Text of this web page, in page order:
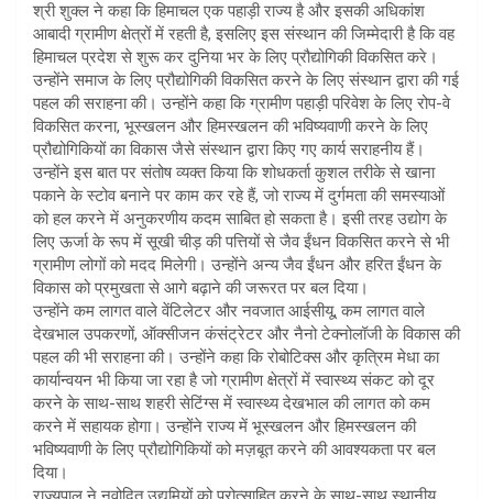
श्री शुक्ल ने कहा कि हिमाचल एक पहाड़ी राज्य है और इसकी अधिकांश
आबादी ग्रामीण क्षेत्रों में रहती है, इसलिए इस संस्थान की जिम्मेदारी है कि वह
हिमाचल प्रदेश से शुरू कर दुनिया भर के लिए प्रौद्योगिकी विकसित करे।
उन्होंने समाज के लिए प्रौद्योगिकी विकसित करने के लिए संस्थान द्वारा की गई
पहल की सराहना की। उन्होंने कहा कि ग्रामीण पहाड़ी परिवेश के लिए रोप-वे
विकसित करना, भूस्खलन और हिमस्खलन की भविष्यवाणी करने के लिए
प्रौद्योगिकियों का विकास जैसे संस्थान द्वारा किए गए कार्य सराहनीय हैं।
उन्होंने इस बात पर संतोष व्यक्त किया कि शोधकर्ता कुशल तरीके से खाना
पकाने के स्टोव बनाने पर काम कर रहे हैं, जो राज्य में दुर्गमता की समस्याओं
को हल करने में अनुकरणीय कदम साबित हो सकता है। इसी तरह उद्योग के
लिए ऊर्जा के रूप में सूखी चीड़ की पत्तियों से जैव ईंधन विकसित करने से भी
ग्रामीण लोगों को मदद मिलेगी। उन्होंने अन्य जैव ईंधन और हरित ईंधन के
विकास को प्रमुखता से आगे बढ़ाने की जरूरत पर बल दिया।
उन्होंने कम लागत वाले वेंटिलेटर और नवजात आईसीयू, कम लागत वाले
देखभाल उपकरणों, ऑक्सीजन कंसंट्रेटर और नैनो टेक्नोलॉजी के विकास की
पहल की भी सराहना की। उन्होंने कहा कि रोबोटिक्स और कृत्रिम मेधा का
कार्यान्वयन भी किया जा रहा है जो ग्रामीण क्षेत्रों में स्वास्थ्य संकट को दूर
करने के साथ-साथ शहरी सेटिंग्स में स्वास्थ्य देखभाल की लागत को कम
करने में सहायक होगा। उन्होंने राज्य में भूस्खलन और हिमस्खलन की
भविष्यवाणी के लिए प्रौद्योगिकियों को मज़बूत करने की आवश्यकता पर बल
दिया।